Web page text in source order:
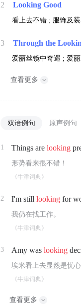
2 Looking Good
看上去不错 ; 服饰及
3 Through the
爱丽丝镜中奇遇 ; 爱
查看更多
双语例句 原声例句
1 Things arelooking
形势看来很不错！
《牛津词典》
2 I'm stilllooking for
我仍在找工作。
《牛津词典》
3 Amy waslooking
埃米看上去显然是忧心
《牛津词典》
查看更多